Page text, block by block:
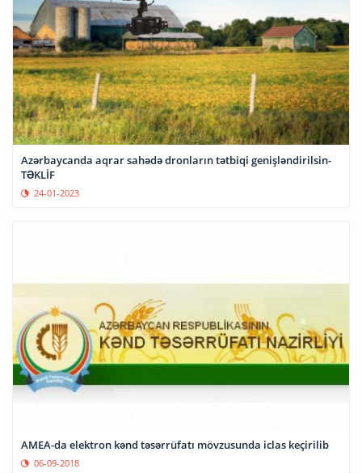
Azərbaycanda aqrar sahədə dronların tətbiqi genişləndirilsin-
TƏKLİF
24-01-2023
AMEA-da elektron kənd təsərrüfatı mövzusunda iclas keçirilib
06-09-2018